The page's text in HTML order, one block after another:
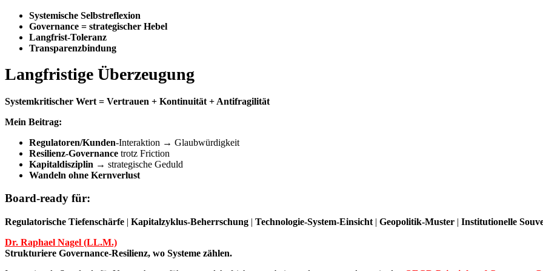
Systemische Selbstreflexion
Governance = strategischer Hebel
Langfrist-Toleranz
Transparenzbindung
Langfristige Überzeugung
Systemkritischer Wert = Vertrauen + Kontinuität + Antifragilität
Mein Beitrag:
Regulatoren/Kunden-Interaktion → Glaubwürdigkeit
Resilienz-Governance trotz Friction
Kapitaldisziplin → strategische Geduld
Wandeln ohne Kernverlust
Board-ready für:
Regulatorische Tiefenschärfe | Kapitalzyklus-Beherrschung | Technologie-System-Einsicht | Geopolitik-Muster | Institutionelle
Dr. Raphael Nagel (LL.M.)
Strukturiere Governance-Resilienz, wo Systeme zählen.